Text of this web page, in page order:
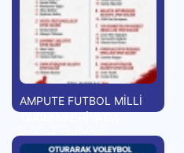
AMPUTE FUTBOL MİLLİ
KAMPA GİRİYOR